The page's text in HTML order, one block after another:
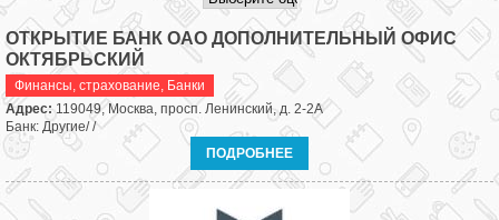
ОТКРЫТИЕ БАНК ОАО ДОПОЛНИТЕЛЬНЫЙ ОФИС
ОКТЯБРЬСКИЙ
Финансы, страхование, Банки
Адрес:119049, Москва, просп. Ленинский, д. 2-2А
Банк: Другие/ /
ПОДРОБНЕЕ